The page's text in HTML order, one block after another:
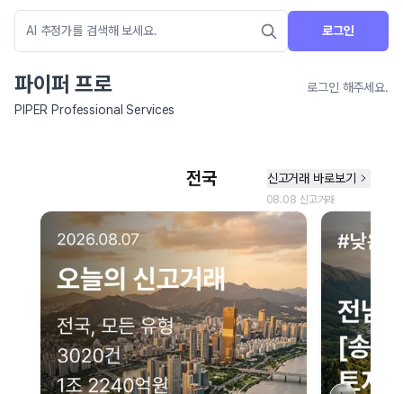
로그인
파이퍼 프로
로그인 해주세요.
PIPER Professional Services
네이버 지도 연결 안내
현재 네이버 지도 연결이 원활하지 않아 지도를 불러올 수 없습니다.